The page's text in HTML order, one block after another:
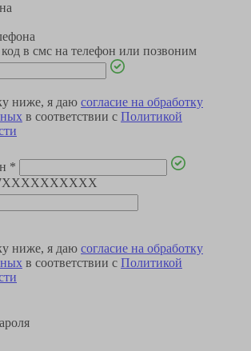
в смс на телефон или позвоним
ниже, я даю согласие на обработку
в соответствии с Политикой
*
ниже, я даю согласие на обработку
в соответствии с Политикой